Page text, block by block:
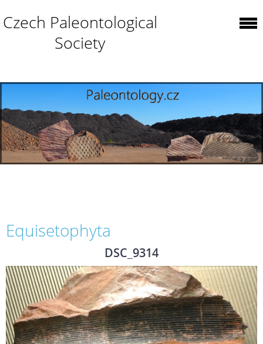
Czech Paleontological
Society
Equisetophyta
DSC_9314